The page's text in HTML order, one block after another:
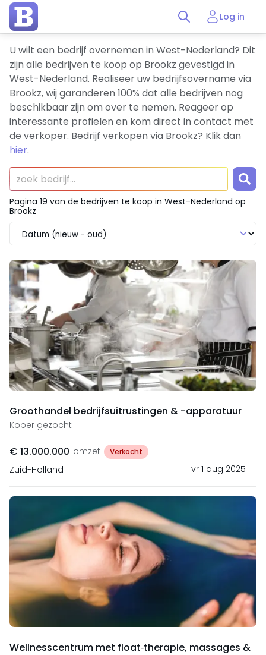
Log in
U wilt een bedrijf overnemen in West-Nederland? Dit
zijn alle bedrijven te koop op Brookz gevestigd in
West-Nederland. Realiseer uw bedrijfsovername via
Brookz, wij garanderen 100% dat alle bedrijven nog
beschikbaar zijn om over te nemen. Reageer op
interessante profielen en kom direct in contact met
de verkoper. Bedrijf verkopen via Brookz? Klik dan
hier.
Pagina 19 van de bedrijven te koop in West-Nederland op
Brookz
Groothandel bedrijfsuitrustingen & -apparatuur
Koper gezocht
€ 13.000.000 omzet Verkocht
Zuid-Holland vr 1 aug 2025
Wellnesscentrum met float‑therapie, massages &